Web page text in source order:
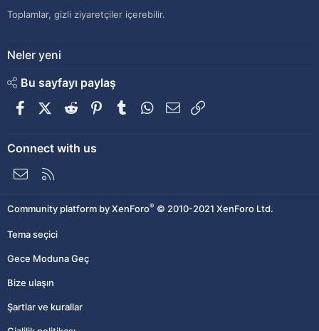
Toplamlar, gizli ziyaretçiler içerebilir.
Neler yeni
Bu sayfayı paylaş
FacebookX (Twitter)
Reddit PinterestTumblrWhatsApp
E-posta
Connect with us
Bize ulaşın
Community platform by XenForo® © 2010-2021 XenForo Ltd.
Tema seçici
Gece Moduna Geç
Bize ulaşın
Şartlar ve kurallar